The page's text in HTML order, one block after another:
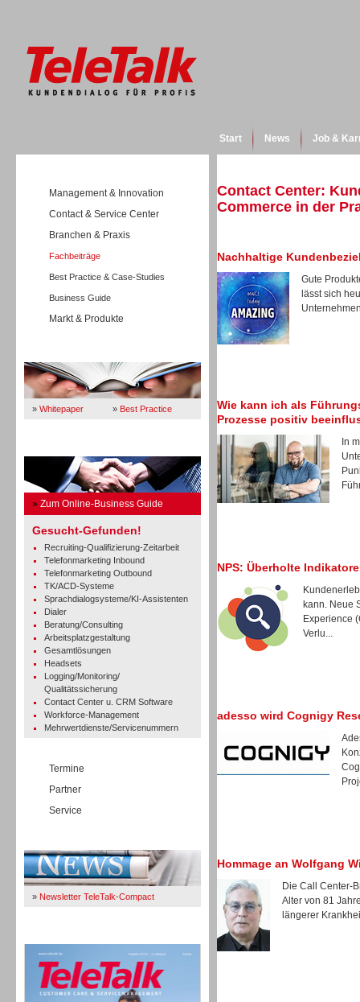
Start News Job &
Management & Innovation
Contact & Service Center
Branchen & Praxis
Fachbeiträge
Best Practice & Case-Studies
Business Guide
Markt & Produkte
» Whitepaper » Best Practice
» Zum Online-Business Guide
Gesucht-Gefunden!
Recruiting-Qualifizierung-Zeitarbeit
Telefonmarketing Inbound
Telefonmarketing Outbound
TK/ACD-Systeme
Sprachdialogsysteme/KI-Assistenten
Dialer
Beratung/Consulting
Arbeitsplatzgestaltung
Gesamtlösungen
Headsets
Logging/Monitoring/
Qualitätssicherung
Contact Center u. CRM Software
Workforce-Management
Mehrwertdienste/Servicenummern
Termine
Partner
Service
» Newsletter TeleTalk-Compact
Contact Center:
Commerce in der
Nachhaltige
Gute
lässt sich
Wie kann ich als
Prozesse positiv
In
NPS: Überholte
kann. Neue
Experience
Verlu...
adesso wird Cognigy
Hommage an Wolfgang
Die Call Center-
Alter von 81
längerer